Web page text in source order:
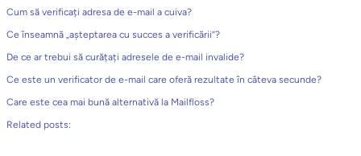
Cum să verificați adresa de e-mail a cuiva?
Ce înseamnă „așteptarea cu succes a verificării”?
De ce ar trebui să curățați adresele de e-mail invalide?
Ce este un verificator de e-mail care oferă rezultate în câteva secunde?
Care este cea mai bună alternativă la Mailfloss?
Related posts: